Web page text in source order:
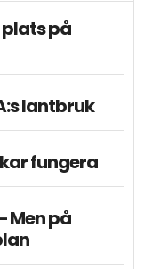
på
lantbruk
fungera
Men på